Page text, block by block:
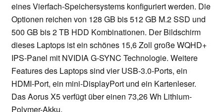
eines Vierfach-Speichersystems konfiguriert werden. Die
Optionen reichen von 128 GB bis 512 GB M.2 SSD und
500 GB bis 2 TB HDD Kombinationen. Der Bildschirm
dieses Laptops ist ein schönes 15,6 Zoll große WQHD+
IPS-Panel mit NVIDIA G-SYNC Technologie. Weitere
Features des Laptops sind vier USB-3.0-Ports, ein
HDMI-Port, ein mini-DisplayPort und ein Kartenleser.
Das Aorus X5 verfügt über einen 73,26 Wh Lithium-
Polymer-Akku.